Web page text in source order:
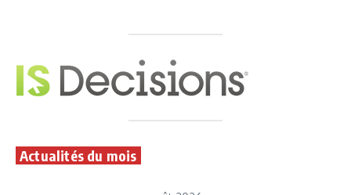
Actualités du mois